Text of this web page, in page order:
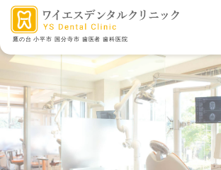
鷹の台 小平市 国分寺市 歯医者 歯科医院